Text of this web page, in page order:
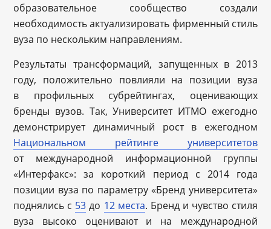
образовательное сообщество создали
необходимость актуализировать фирменный стиль
вуза по нескольким направлениям.
Результаты трансформаций, запущенных в 2013
году, положительно повлияли на позиции вуза
в профильных субрейтингах, оценивающих
бренды вузов. Так, Университет ИТМО ежегодно
демонстрирует динамичный рост в ежегодном
Национальном рейтинге университетов
от международной информационной группы
«Интерфакс»: за короткий период с 2014 года
позиции вуза по параметру «Бренд университета»
поднялись с 53 до 12 места. Бренд и чувство стиля
вуза высоко оценивают и на международной